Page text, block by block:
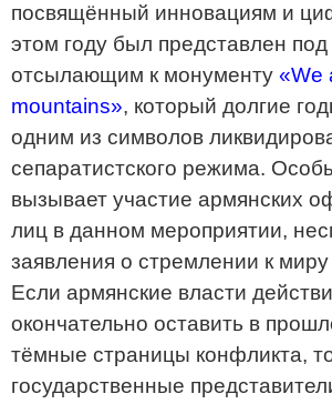
посвящённый инновациям и
этом году был представлен под
отсылающим к монументу «We
mountains», который долгие
одним из символов
сепаратистского режима.
вызывает участие армянских
лиц в данном мероприятии,
заявления о стремлении к
Если армянские власти
окончательно оставить в
тёмные страницы конфликта,
государственные